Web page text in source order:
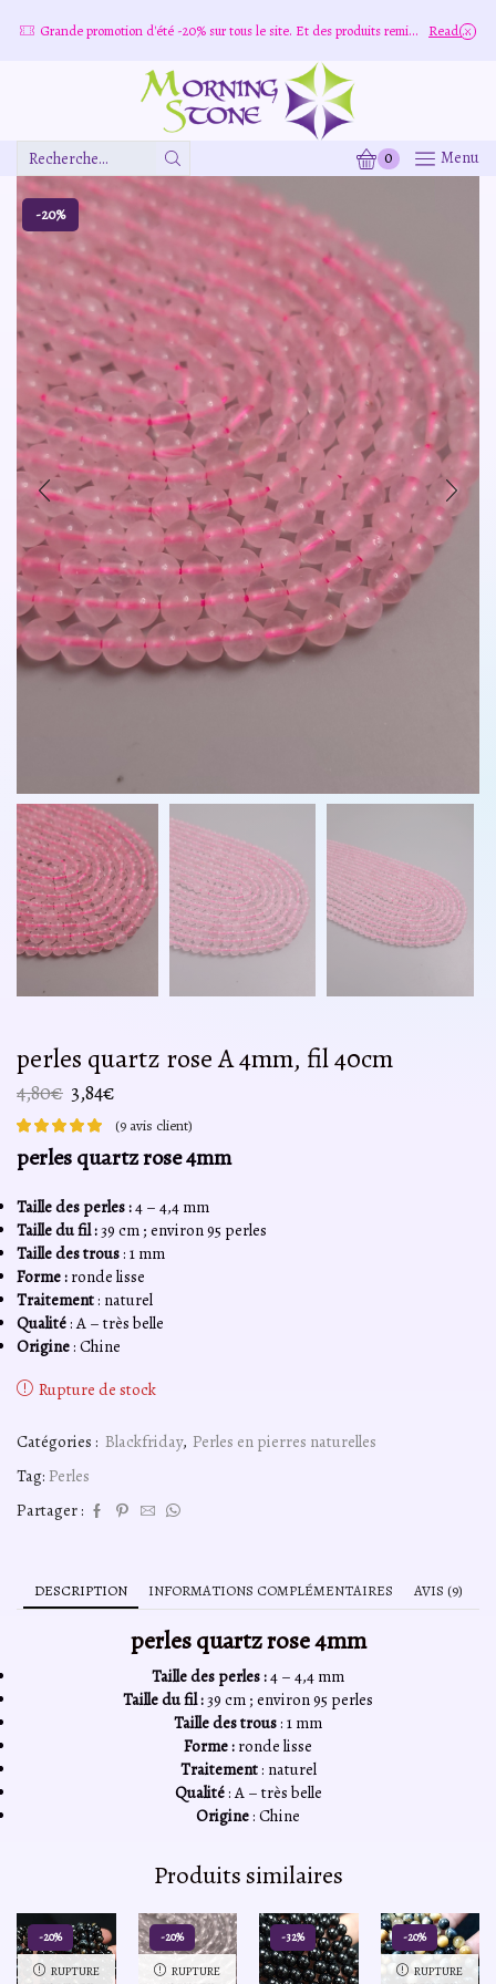
Grande promotion d'été -20% sur tous le site. Et des produits remisé indépendamment Read more
Zone
Saisie
De
Recherche
0 Menu
-20%
perles quartz rose A 4mm, fil 40cm
4,80€ Le
prix
initial
était :
3,84€
prix
actuel
est :
(9 avis client)
perles quartz rose 4mm
Taille des perles :4 – 4,4 mm
Taille du fil :39 cm ; environ 95 perles
Taille des trous: 1 mm
Forme : ronde lisse
Traitement: naturel
Qualité: A – très belle
Origine: Chine
Rupture de stock
Catégories : Blackfriday, Perles en pierres naturelles
Tag: Perles
Partager :
DESCRIPTION INFORMATIONS COMPLÉMENTAIRES AVIS (9)
perles quartz rose 4mm
Taille des perles :4 – 4,4 mm
Taille du fil :39 cm ; environ 95 perles
Taille des trous: 1 mm
Forme : ronde lisse
Traitement: naturel
Qualité: A – très belle
Origine: Chine
Produits similaires
RUPTURE
-20%
RUPTURE
-20% -32%
RUPTURE
-20%